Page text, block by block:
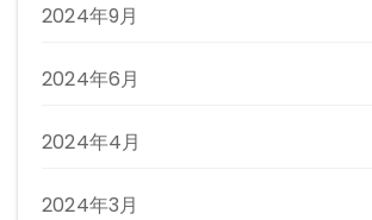
2024年9月
2024年6月
2024年4月
2024年3月